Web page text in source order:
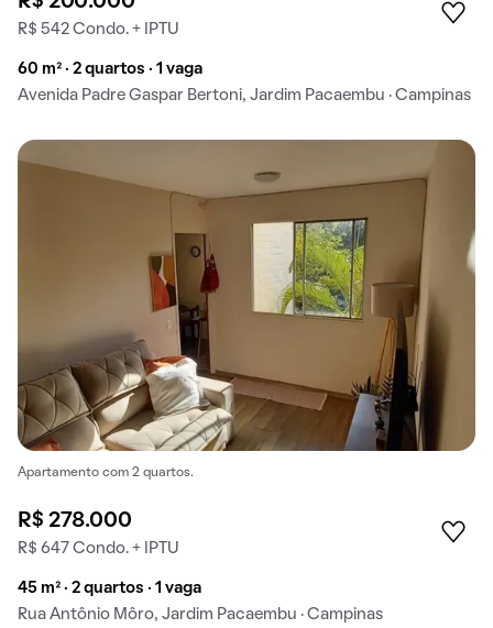
R$ 542 Condo. + IPTU
60 m² · 2 quartos · 1 vaga
Avenida Padre Gaspar Bertoni, Jardim Pacaembu · Campinas
Apartamento com 2 quartos.
R$ 278.000
R$ 647 Condo. + IPTU
45 m² · 2 quartos · 1 vaga
Rua Antônio Môro, Jardim Pacaembu · Campinas